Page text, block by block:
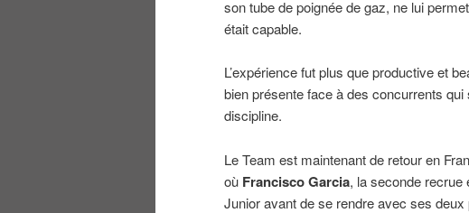
son tube de poignée de gaz, ne lui
était capable.
L’expérience fut plus que productive et
bien présente face à des concurrents
discipline.
Le Team est maintenant de retour en
où Francisco Garcia, la seconde recrue
Junior avant de se rendre avec ses